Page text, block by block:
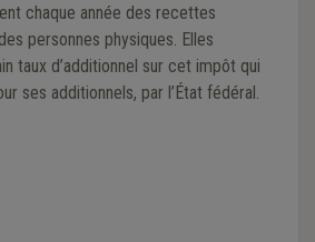
chaque année des recettes
personnes physiques. Elles
taux d’additionnel sur cet impôt qui
ses additionnels, par l’État fédéral.